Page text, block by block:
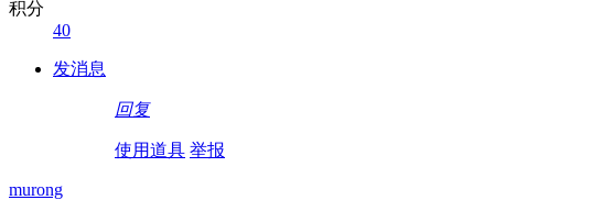
积分
40
发消息
回复
使用道具 举报
murong